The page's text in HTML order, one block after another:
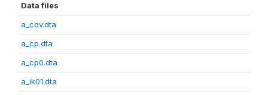
Data files
a_cov.dta
a_cp.dta
a_cp0.dta
a_ik01.dta